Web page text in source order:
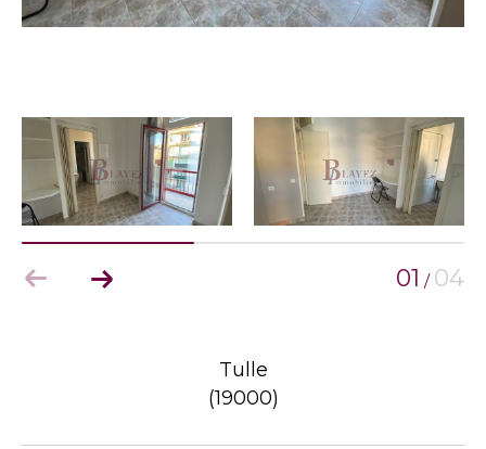
01 / 04
Tulle
(19000)